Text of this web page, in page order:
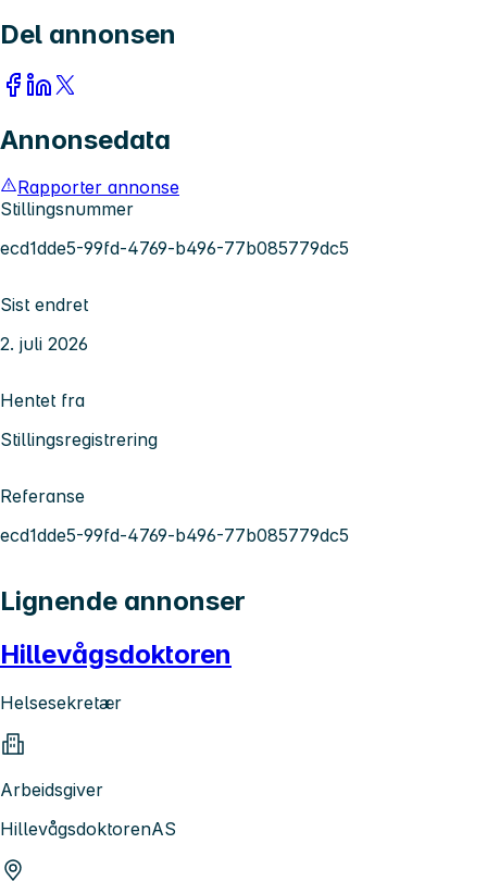
Del annonsen
Annonsedata
Rapporter annonse
Stillingsnummer
ecd1dde5-99fd-4769-b496-77b085779dc5
Sist endret
2. juli 2026
Hentet fra
Stillingsregistrering
Referanse
ecd1dde5-99fd-4769-b496-77b085779dc5
Lignende annonser
Hillevågsdoktoren
Helsesekretær
Arbeidsgiver
HillevågsdoktorenAS